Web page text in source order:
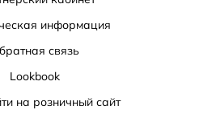
информация
связь
Lookbook
на розничный сайт